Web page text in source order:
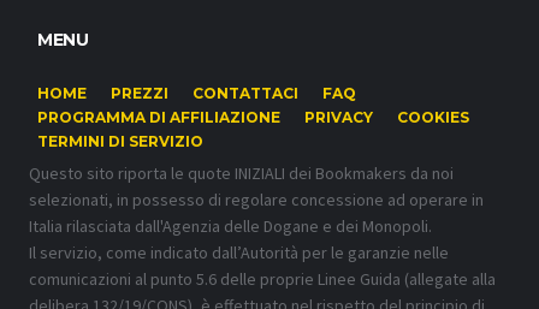
MENU
HOME PREZZI CONTATTACI
FAQ
PROGRAMMA DI AFFILIAZIONE
PRIVACY
COOKIES
TERMINI DI SERVIZIO
Questo sito riporta le quote INIZIALI dei Bookmakers da noi
selezionati, in possesso di regolare concessione ad operare in
Italia rilasciata dall'Agenzia delle Dogane e dei Monopoli.
Il servizio, come indicato dall’Autorità per le garanzie nelle
comunicazioni al punto 5.6 delle proprie Linee Guida (allegate alla